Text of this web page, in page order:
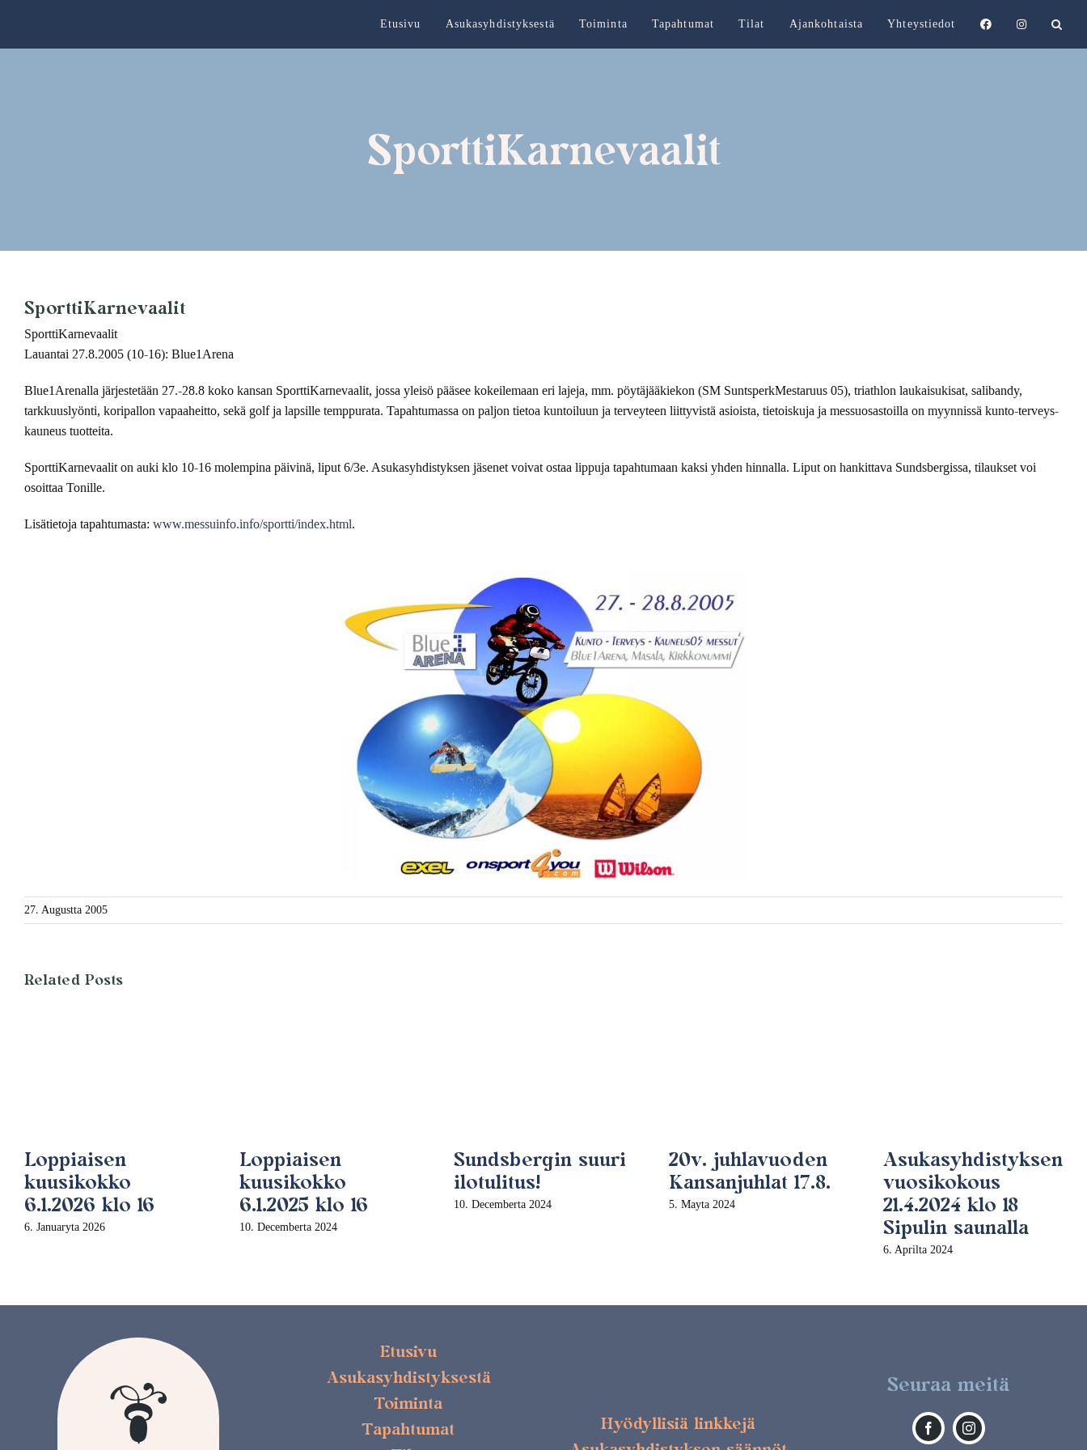
content
Etusivu Asukasyhdistyksestä Toiminta Tapahtumat Tilat Ajankohtaista Yhteystiedot
SporttiKarnevaalit
SporttiKarnevaalit
SporttiKarnevaalit
Lauantai 27.8.2005 (10-16): Blue1Arena
Blue1Arenalla järjestetään 27.-28.8 koko kansan SporttiKarnevaalit, jossa yleisö pääsee kokeilemaan eri lajeja, mm. pöytäjääkiekon (SM SuntsperkMestaruus 05), triathlon laukaisukisat, salibandy,
tarkkuuslyönti, koripallon vapaaheitto, sekä golf ja lapsille temppurata. Tapahtumassa on paljon tietoa kuntoiluun ja terveyteen liittyvistä asioista, tietoiskuja ja messuosastoilla on myynnissä kunto-terveys-
kauneus tuotteita.
SporttiKarnevaalit on auki klo 10-16 molempina päivinä, liput 6/3e. Asukasyhdistyksen jäsenet voivat ostaa lippuja tapahtumaan kaksi yhden hinnalla. Liput on hankittava Sundsbergissa, tilaukset voi
osoittaa Tonille.
Lisätietoja tapahtumasta: www.messuinfo.info/sportti/index.html.
27. Augustta 2005
Related Posts
Loppiaisen
kuusikokko
6.1.2026 klo 16
6. Januaryta 2026
Loppiaisen
kuusikokko
6.1.2025 klo 16
10. Decemberta 2024
Sundsbergin suuri
ilotulitus!
10. Decemberta 2024
20v. juhlavuoden
Kansanjuhlat 17.8.
5. Mayta 2024
Asukasyhdistyksen
vuosikokous
21.4.2024 klo 18
Sipulin saunalla
6. Aprilta 2024
Etusivu
Asukasyhdistyksestä
Toiminta
Tapahtumat
Hyödyllisiä linkkejä
Seuraa meitä